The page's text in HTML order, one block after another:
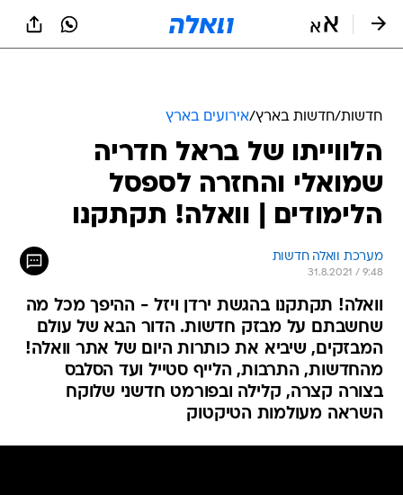
חדשות/חדשות בארץ/אירועים בארץ
הלווייתו של בראל חדריה
שמואלי והחזרה לספסל
הלימודים | וואלה! תקתקנו
מערכת וואלה חדשות
31.8.2021 / 9:48
וואלה! תקתקנו בהגשת ירדן ויזל - ההיפך מכל מה
שחשבתם על מבזק חדשות. הדור הבא של עולם
המבזקים, שיביא את כותרות היום של אתר וואלה!
מהחדשות, התרבות, הלייף סטייל ועד הסלבס
בצורה קצרה, קלילה ובפורמט חדשני שלוקח
השראה מעולמות הטיקטוק